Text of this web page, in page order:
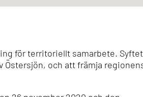
för territoriellt samarbete. Syftet
Östersjön, och att främja